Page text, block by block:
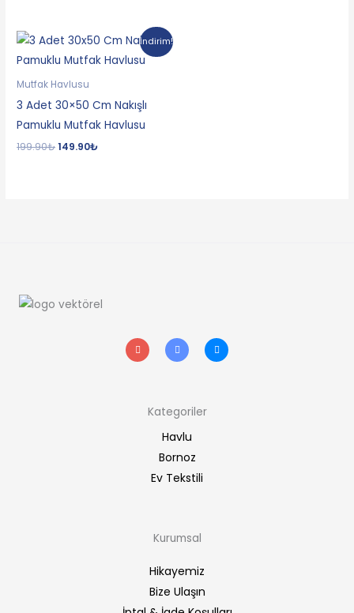
İndirim!
Mutfak Havlusu
3 Adet 30×50 Cm Nakışlı
Pamuklu Mutfak Havlusu
199.90₺
Orijinal
fiyat:
199.90₺.
149.90₺
Şu
andaki
fiyat:
n
s
t
w
i
t
a
c
e
Kategoriler
Havlu
Bornoz
Ev Tekstili
Kurumsal
Hikayemiz
Bize Ulaşın